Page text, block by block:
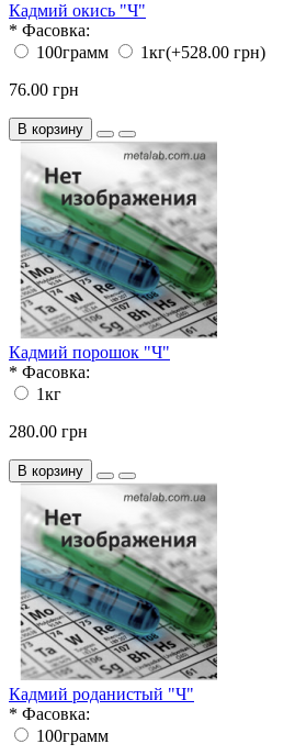
Кадмий окись "Ч"
* Фасовка:
100грамм
1кг(+528.00 грн)
76.00 грн
В корзину
Кадмий порошок "Ч"
* Фасовка:
1кг
280.00 грн
В корзину
Кадмий роданистый "Ч"
* Фасовка:
100грамм